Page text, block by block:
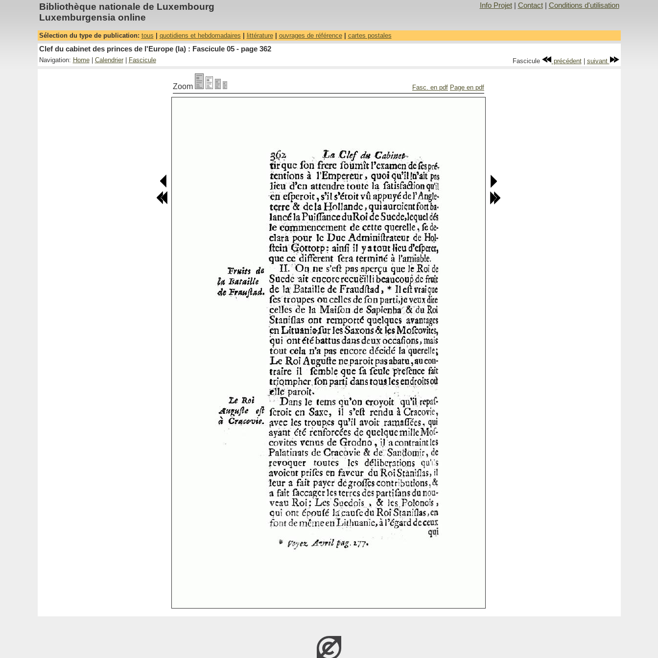
Bibliothèque nationale de Luxembourg
Luxemburgensia online
Info Projet| Contact| Conditions d'utilisation
Sélection du type de publication: tous quotidiens et hebdomadaires littérature| ouvrages de référence| cartes postales
Clef du cabinet des princes de l'Europe (la) : Fascicule 05 - page 362
Navigation: Home| Calendrier| Fascicule Fascicule précédent| suivant
Zoom Fasc. en pdf Page en pdf